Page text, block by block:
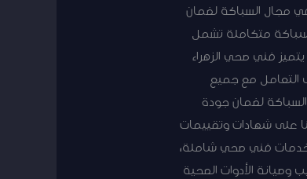
في مجال السباكة لضمان
سباكة متكاملة تشمل
فني صحي الزهراء
التعامل مع جميع
السباكة لضمان جودة
على شهادات وتقييمات
خدمات فني صحي شاملة،
الأدوات الصحية